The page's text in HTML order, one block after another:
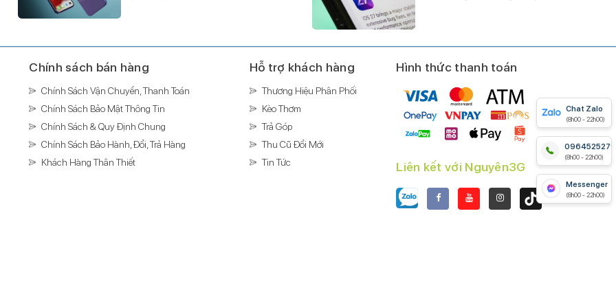
Tóm lại, iPhone 13 Pro Max 256GB là một chiếc điện thoại
người dùng yêu thích công nghệ, thích chụp ảnh, và cần
một chiếc điện thoại có hiệu năng mạnh mẽ và thời lượng
pin tốt.
Chat Zalo
(8h00 - 22h00)
0964525279
(8h00 - 22h00)
Messenger
(8h00 - 22h00)
Chính sách bán hàng
Chính Sách Vận Chuyển, Thanh Toán
Chính Sách Bảo Mật Thông Tin
Chính Sách & Quy Định Chung
Chính Sách Bảo Hành, Đổi, Trả Hàng
Khách Hàng Thân Thiết
Hỗ trợ khách hàng
Thương Hiệu Phân Phối
Kèo Thơm
Trả Góp
Thu Cũ Đổi Mới
Tin Tức
Hình thức thanh toán
Liên kết với Nguyên3G